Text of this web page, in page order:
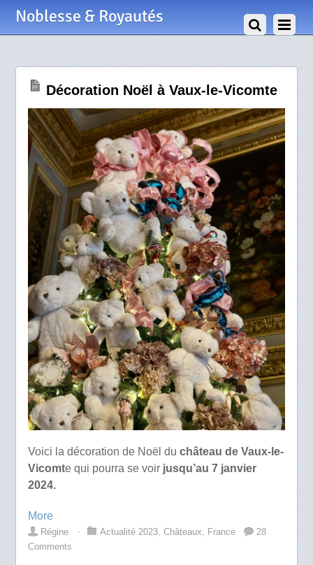
Noblesse & Royautés
Décoration Noël à Vaux-le-Vicomte
Voici la décoration de Noël du château de Vaux-le-
Vicomte qui pourra se voirjusqu’au 7 janvier
2024.
More
Régine ⋅ Actualité 2023, Châteaux France
28
Comments